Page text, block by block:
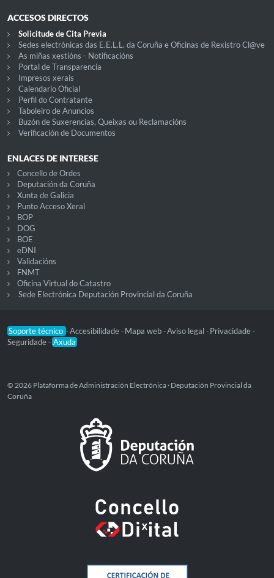
ACCESOS DIRECTOS
Solicitude de Cita Previa
Sedes electrónicas das E.E.L.L. da Coruña e Oficinas de Rexistro Cl@ve
As miñas xestións - Notificacións
Portal de Transparencia
Impresos xerais
Calendario Oficial
Perfil do Contratante
Taboleiro de Anuncios
Buzón de Suxerencias, Queixas ou Reclamacións
Verificación de Documentos
ENLACES DE INTERESE
Concello de Ordes
Deputación da Coruña
Xunta de Galicia
Punto Acceso Xeral
BOP
DOG
BOE
eDNI
Validacións
FNMT
Oficina Virtual do Catastro
Sede Electrónica Deputación Provincial da Coruña
Soporte técnico -Accesibilidade - Mapa web -Aviso legal - Privacidade -
Seguridade - Axuda
© 2026 Plataforma de Administración Electrónica · Deputación Provincial da
Coruña